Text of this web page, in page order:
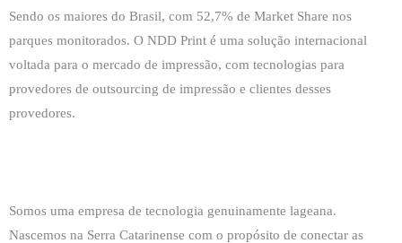
Sendo os maiores do Brasil, com 52,7% de Market Share nos
parques monitorados. O NDD Print é uma solução internacional
voltada para o mercado de impressão, com tecnologias para
provedores de outsourcing de impressão e clientes desses
provedores.
Somos uma empresa de tecnologia genuinamente lageana.
Nascemos na Serra Catarinense com o propósito de conectar as